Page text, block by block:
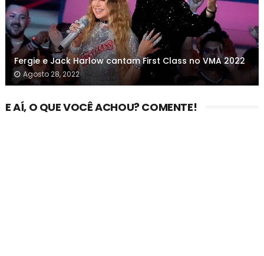
Fergie e Jack Harlow cantam First Class no VMA 2022
Agosto 28, 2022
E AÍ, O QUE VOCÊ ACHOU? COMENTE!